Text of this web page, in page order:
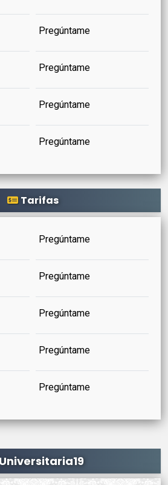
Pregúntame
Pregúntame
Pregúntame
Pregúntame
Tarifas
Pregúntame
Pregúntame
Pregúntame
Pregúntame
Pregúntame